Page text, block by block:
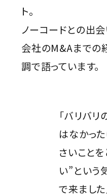
ト。
ノーコードとの出会
会社のM&Aまでの
調で語っています。
「バリバ
はなかった
さいこと
い”という
で来ました